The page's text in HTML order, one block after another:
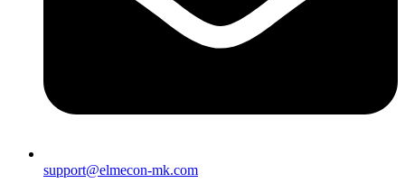
support@elmecon-mk.com